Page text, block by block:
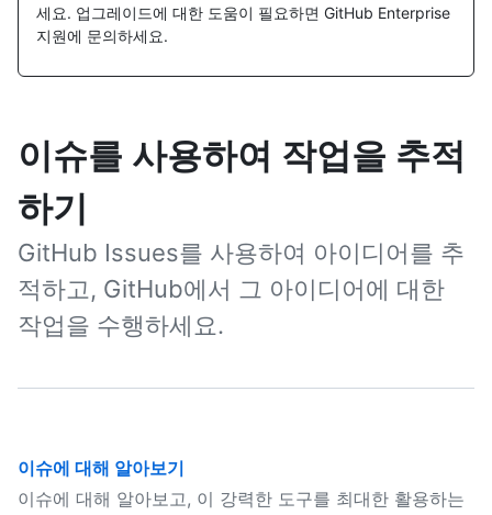
세요. 업그레이드에 대한 도움이 필요하면 GitHub Enterprise
지원에 문의하세요.
이슈를 사용하여 작업을 추적
하기
GitHub Issues를 사용하여 아이디어를 추
적하고, GitHub에서 그 아이디어에 대한
작업을 수행하세요.
이슈에 대해 알아보기
이슈에 대해 알아보고, 이 강력한 도구를 최대한 활용하는